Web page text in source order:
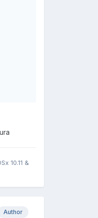
10.11 &
Author